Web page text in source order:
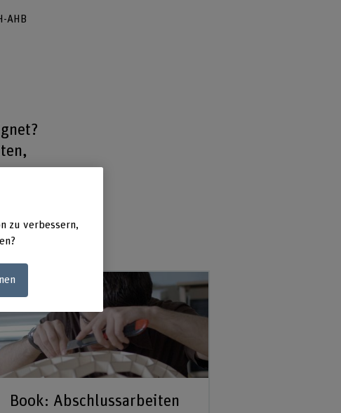
AHB
Book: Abschlussarbeiten
zu verbessern,